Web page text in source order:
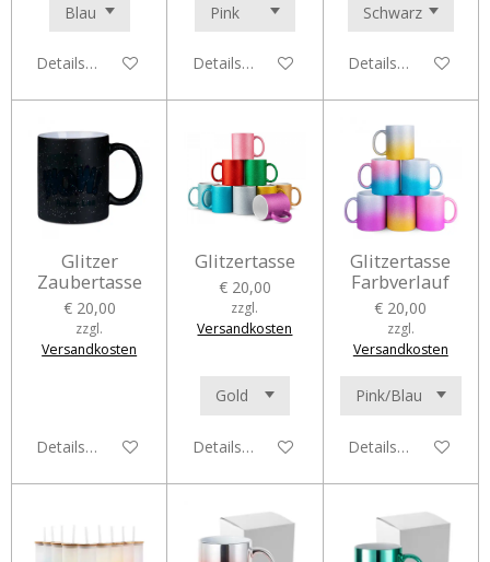
Details anzeigen Details anzeigen Details anzeigen
Glitzer
Zaubertasse
€ 20,00
zzgl.
Versandkosten
Details anzeigen
Glitzertasse
€ 20,00
zzgl.
Versandkosten
Details anzeigen
Glitzertasse
Farbverlauf
€ 20,00
zzgl.
Versandkosten
Details anzeigen